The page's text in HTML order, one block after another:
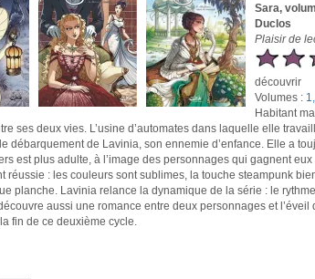
Sara,
Duclos
Plaisir de
découvrir
Volumes :
Habitant
ses deux vies. L’usine d’automates dans laquelle elle
débarquement de Lavinia, son ennemie d’enfance. Elle a
est plus adulte, à l’image des personnages qui gagnent
réussie : les couleurs sont sublimes, la touche steampunk
planche. Lavinia relance la dynamique de la série : le
aussi une romance entre deux personnages et l’éveil
fin de ce deuxième cycle.